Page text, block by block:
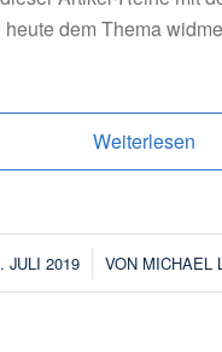
dem Thema
Weiterlesen
JULI 2019
/ VON MICHAEL